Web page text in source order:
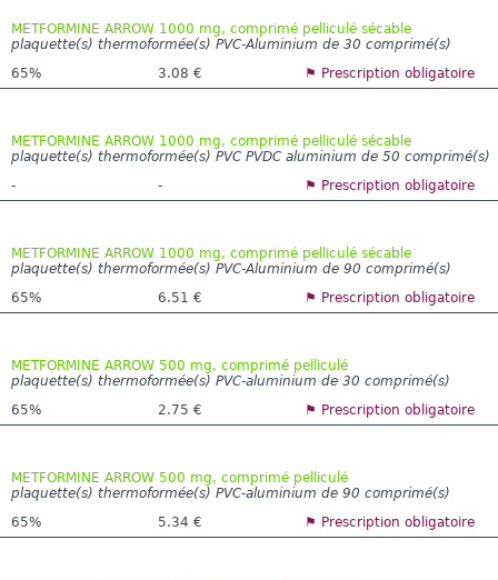
METFORMINE ARROW 1000 mg, comprimé pelliculé sécable
plaquette(s) thermoformée(s) PVC-Aluminium de 30 comprimé(s)
65%
3.08 € ⚑ Prescription obligatoire
METFORMINE ARROW 1000 mg, comprimé pelliculé sécable
plaquette(s) thermoformée(s) PVC PVDC aluminium de 50 comprimé(s)
-
- ⚑ Prescription obligatoire
METFORMINE ARROW 1000 mg, comprimé pelliculé sécable
plaquette(s) thermoformée(s) PVC-Aluminium de 90 comprimé(s)
65%
6.51 € ⚑ Prescription obligatoire
METFORMINE ARROW 500 mg, comprimé pelliculé
plaquette(s) thermoformée(s) PVC-aluminium de 30 comprimé(s)
65%
2.75 € ⚑ Prescription obligatoire
METFORMINE ARROW 500 mg, comprimé pelliculé
plaquette(s) thermoformée(s) PVC-aluminium de 90 comprimé(s)
65%
5.34 € ⚑ Prescription obligatoire